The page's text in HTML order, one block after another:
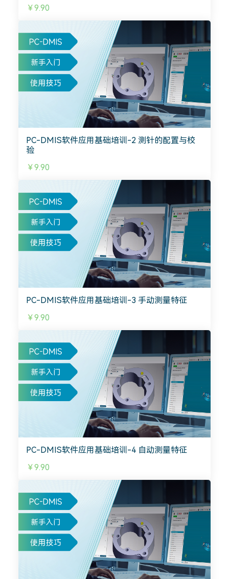
￥9.90
PC-DMIS软件应用基础培训-2 测针的配置与校
验
￥9.90
PC-DMIS软件应用基础培训-3 手动测量特征
￥9.90
PC-DMIS软件应用基础培训-4 自动测量特征
￥9.90